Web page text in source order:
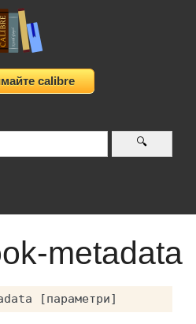
metadata